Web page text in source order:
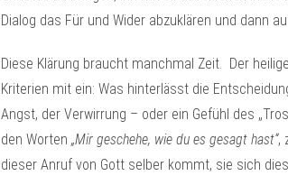
Dialog das Für und Wider abzuklären und dann
Diese Klärung braucht manchmal Zeit. Der
Kriterien mit ein: Was hinterlässt die
Angst, der Verwirrung – oder ein Gefühl des
den Worten „Mir geschehe, wie du es gesagt hast“,
dieser Anruf von Gott selber kommt, sie sich